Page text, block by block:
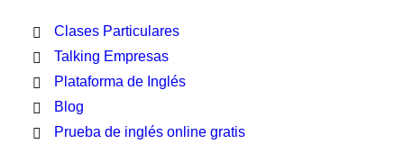
Clases Particulares
Talking Empresas
Plataforma de Inglés
Blog
Prueba de inglés online gratis